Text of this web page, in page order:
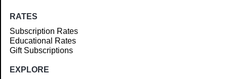
RATES
Subscription Rates
Educational Rates
Gift Subscriptions
EXPLORE